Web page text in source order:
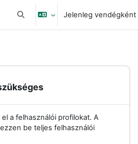
Keresési bemeneti adatok váltása
Jelenleg
a felhasználói profilokat. A
be teljes felhasználói